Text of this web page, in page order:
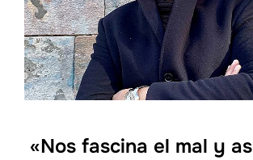
«Nos fascina el mal y